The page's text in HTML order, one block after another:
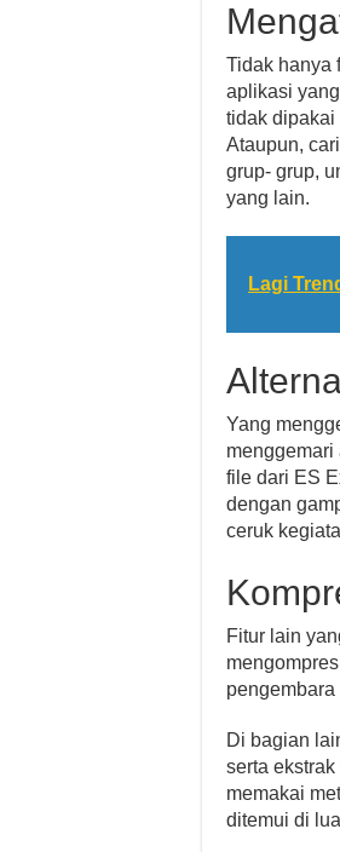
Tidak hanya
aplikasi
tidak dipakai
Ataupun,
grup- grup,
yang lain.
Lagi
Yang
file dari ES
dengan
ceruk
Fitur lain
Di bagian
serta
memakai
ditemui di